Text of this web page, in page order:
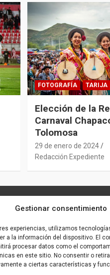
Gestionar consentimiento
experiencias, utilizamos
a la información del dispositivo. El
procesar datos como el
en este sitio. No consentir o
a ciertas características y
FOTOGRAFÍA TARIJA
Elección de la
Carnaval
Tolomosa
29 de enero de 2024
Redacción Expediente